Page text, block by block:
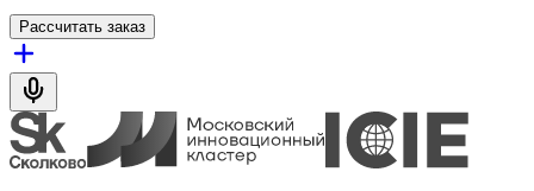
Рассчитать заказ